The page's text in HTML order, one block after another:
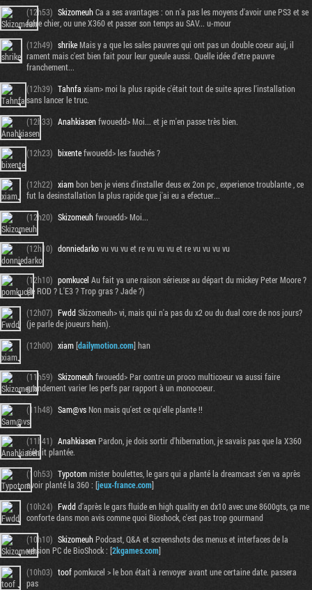
(12h53) SkizomeuhCa a ses avantages : on n'a pas les moyens d'avoir une PS3 et se
faire chier, ou une X360 et passer son temps au SAV... u-mour
(12h49) shrikeMais y a que les sales pauvres qui ont pas un double coeur auj, il
rament mais c'est bien fait pour leur gueule aussi. Quelle idée d'etre pauvre
franchement...
(12h39) Tahnfa xiam> moi la plus rapide c'était tout de suite apres l'installation
sans lancer le truc.
(12h33) Anahkiasenfwouedd> Moi... et je m'en passe très bien.
(12h23) bixentefwouedd> les fauchés ?
(12h22) xiambon ben je viens d'installer deus ex 2on pc , experience troublante , ce
fut la desinstallation la plus rapide que j'ai eu a efectuer...
(12h20) Skizomeuhfwouedd> Moi...
(12h10) donniedarkovu vu vu et re vu vu vu et re vu vu vu vu
(12h10) pomkucel Au fait ya une raison sérieuse au départ du mickey Peter Moore ?
(le ROD ? L'E3 ? Trop gras ? Jade ?)
(12h07) FwddSkizomeuh> vi, mais qui n'a pas du x2 ou du dual core de nos jours?
(je parle de joueurs hein).
(12h00) xiam[dailymotion.com] han
(11h59) Skizomeuhfwouedd> Par contre un proco multicoeur va aussi faire
grandement varier les perfs par rapport à un monocoeur.
(11h48) Sam@vsNon mais qu'est ce qu'elle plante !!
(11h41) AnahkiasenPardon, je dois sortir d'hibernation, je savais pas que la X360
s'était plantée.
(10h53) Typotommister boulettes, le gars qui a planté la dreamcast s'en va après
avoir planté la 360 : [jeux-france.com]
(10h24) Fwddd'après le gars fluide en high quality en dx10 avec une 8600gts, ça me
conforte dans mon avis comme quoi Bioshock, c'est pas trop gourmand
(10h10) SkizomeuhPodcast, Q&A et screenshots des menus et interfaces de la
version PC de BioShock : [2kgames.com]
(10h03) toofpomkucel > le bon était à renvoyer avant une certaine date. passera
pas